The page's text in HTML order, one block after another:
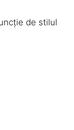
de stilul